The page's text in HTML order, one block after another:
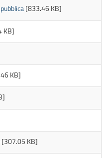
[833.46 KB]
KB]
KB]
[307.05 KB]